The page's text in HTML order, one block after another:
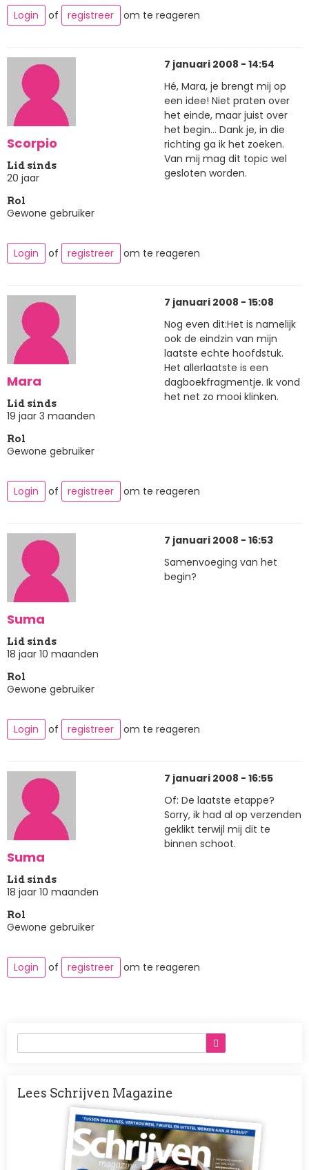
Login of registreer om te reageren
Scorpio
Lid sinds
20 jaar
Rol
Gewone gebruiker
7 januari 2008 - 14:54
Hé, Mara, je brengt mij op
een idee! Niet praten over
het einde, maar juist over
het begin... Dank je, in die
richting ga ik het zoeken.
Van mij mag dit topic wel
gesloten worden.
Login of registreer om te reageren
Mara
Lid sinds
19 jaar 3 maanden
Rol
Gewone gebruiker
7 januari 2008 - 15:08
Nog even dit:Het is namelijk
ook de eindzin van mijn
laatste echte hoofdstuk.
Het allerlaatste is een
dagboekfragmentje. Ik vond
het net zo mooi klinken.
Login of registreer om te reageren
Suma
Lid sinds
18 jaar 10 maanden
Rol
Gewone gebruiker
7 januari 2008 - 16:53
Samenvoeging van het
begin?
Login of registreer om te reageren
Suma
Lid sinds
18 jaar 10 maanden
Rol
Gewone gebruiker
7 januari 2008 - 16:55
Of: De laatste etappe?
Sorry, ik had al op verzenden
geklikt terwijl mij dit te
binnen schoot.
Login of registreer om te reageren
Lees Schrijven Magazine
Afbeelding